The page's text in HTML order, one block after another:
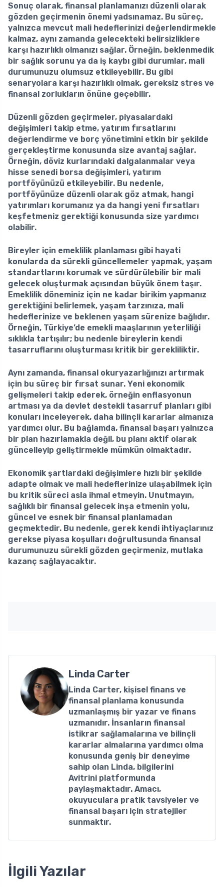
Sonuç olarak, finansal planlamanızı düzenli olarak
gözden geçirmenin önemi yadsınamaz. Bu süreç,
yalnızca mevcut mali hedeflerinizi değerlendirmekle
kalmaz, aynı zamanda gelecekteki belirsizliklere
karşı hazırlıklı olmanızı sağlar. Örneğin, beklenmedik
bir sağlık sorunu ya da iş kaybı gibi durumlar, mali
durumunuzu olumsuz etkileyebilir. Bu gibi
senaryolara karşı hazırlıklı olmak, gereksiz stres ve
finansal zorlukların önüne geçebilir.
Düzenli gözden geçirmeler, piyasalardaki
değişimleri takip etme, yatırım fırsatlarını
değerlendirme ve borç yönetimini etkin bir şekilde
gerçekleştirme konusunda size avantaj sağlar.
Örneğin, döviz kurlarındaki dalgalanmalar veya
hisse senedi borsa değişimleri, yatırım
portföyünüzü etkileyebilir. Bu nedenle,
portföyünüze düzenli olarak göz atmak, hangi
yatırımları korumanız ya da hangi yeni fırsatları
keşfetmeniz gerektiği konusunda size yardımcı
olabilir.
Bireyler için emeklilik planlaması gibi hayati
konularda da sürekli güncellemeler yapmak, yaşam
standartlarını korumak ve sürdürülebilir bir mali
gelecek oluşturmak açısından büyük önem taşır.
Emeklilik döneminiz için ne kadar birikim yapmanız
gerektiğini belirlemek, yaşam tarzınıza, mali
hedeflerinize ve beklenen yaşam sürenize bağlıdır.
Örneğin, Türkiye’de emekli maaşlarının yeterliliği
sıklıkla tartışılır; bu nedenle bireylerin kendi
tasarruflarını oluşturması kritik bir gerekliliktir.
Aynı zamanda, finansal okuryazarlığınızı artırmak
için bu süreç bir fırsat sunar. Yeni ekonomik
gelişmeleri takip ederek, örneğin enflasyonun
artması ya da devlet destekli tasarruf planları gibi
konuları inceleyerek, daha bilinçli kararlar almanıza
yardımcı olur. Bu bağlamda, finansal başarı yalnızca
bir plan hazırlamakla değil, bu planı aktif olarak
güncelleyip geliştirmekle mümkün olmaktadır.
Ekonomik şartlardaki değişimlere hızlı bir şekilde
adapte olmak ve mali hedeflerinize ulaşabilmek için
bu kritik süreci asla ihmal etmeyin. Unutmayın,
sağlıklı bir finansal gelecek inşa etmenin yolu,
güncel ve esnek bir finansal planlamadan
geçmektedir. Bu nedenle, gerek kendi ihtiyaçlarınız
gerekse piyasa koşulları doğrultusunda finansal
durumunuzu sürekli gözden geçirmeniz, mutlaka
kazanç sağlayacaktır.
Linda Carter
Linda Carter, kişisel finans ve
finansal planlama konusunda
uzmanlaşmış bir yazar ve finans
uzmanıdır. İnsanların finansal
istikrar sağlamalarına ve bilinçli
kararlar almalarına yardımcı olma
konusunda geniş bir deneyime
sahip olan Linda, bilgilerini
Avitrini platformunda
paylaşmaktadır. Amacı,
okuyuculara pratik tavsiyeler ve
finansal başarı için stratejiler
sunmaktır.
İlgili Yazılar